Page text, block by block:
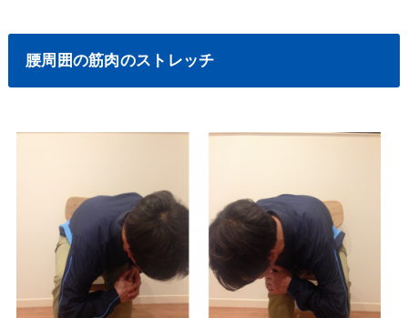
腰周囲の筋肉のストレッチ